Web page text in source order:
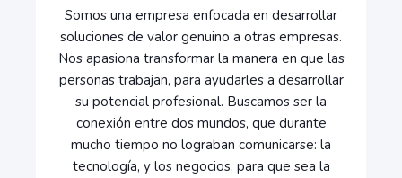
Somos una empresa enfocada en desarrollar
soluciones de valor genuino a otras empresas.
Nos apasiona transformar la manera en que las
personas trabajan, para ayudarles a desarrollar
su potencial profesional. Buscamos ser la
conexión entre dos mundos, que durante
mucho tiempo no lograban comunicarse: la
tecnología, y los negocios, para que sea la